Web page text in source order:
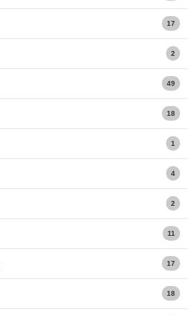
17
2
49
18
1
4
2
11
17
18